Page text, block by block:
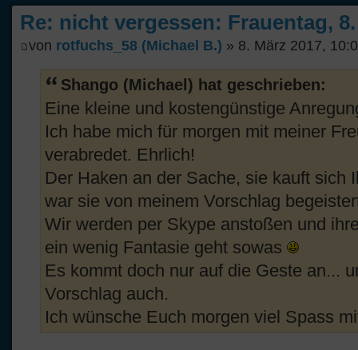
Re: nicht vergessen: Frauentag,
von rotfuchs_58 (Michael B.) » 8. März 2017,
Shango (Michael) hat geschrieben:
Eine kleine und kostengünstige
Ich habe mich für morgen mit meiner
verabredet. Ehrlich!
Der Haken an der Sache, sie kauft sich
war sie von meinem Vorschlag
Wir werden per Skype anstoßen und
ein wenig Fantasie geht sowas
Es kommt doch nur auf die Geste an...
Vorschlag auch.
Ich wünsche Euch morgen viel Spass